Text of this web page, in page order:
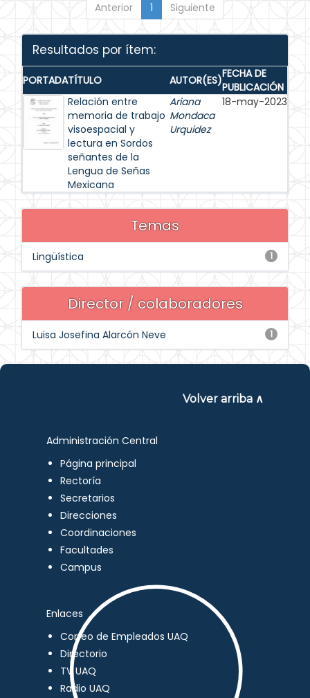
Anterior 1 Siguiente
Resultados por ítem:
PORTADATÍTULO AUTOR(ES)FECHA DE
PUBLICACIÓN
Relación entre
memoria de trabajo
visoespacial y
lectura en Sordos
señantes de la
Lengua de Señas
Mexicana
Ariana
Mondaca
Urquidez
18-may-2023
Temas
1
Lingüística
Director / colaboradores
1
Luisa Josefina Alarcón Neve
Volver arriba ∧
Administración Central
Página principal
Rectoría
Secretarios
Direcciones
Coordinaciones
Facultades
Campus
Enlaces
Correo de Empleados UAQ
Directorio
TV UAQ
Radio UAQ